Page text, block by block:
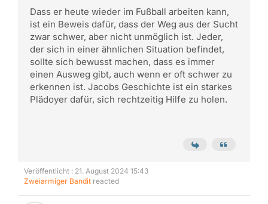
Dass er heute wieder im Fußball arbeiten kann,
ist ein Beweis dafür, dass der Weg aus der Sucht
zwar schwer, aber nicht unmöglich ist. Jeder,
der sich in einer ähnlichen Situation befindet,
sollte sich bewusst machen, dass es immer
einen Ausweg gibt, auch wenn er oft schwer zu
erkennen ist. Jacobs Geschichte ist ein starkes
Plädoyer dafür, sich rechtzeitig Hilfe zu holen.
Veröffentlicht : 21. August 2024 15:43
Zweiarmiger Bandit reacted